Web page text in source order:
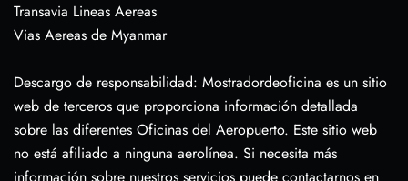
Transavia Lineas Aereas
Vias Aereas de Myanmar
Descargo de responsabilidad: Mostradordeoficina es un sitio
web de terceros que proporciona información detallada
sobre las diferentes Oficinas del Aeropuerto. Este sitio web
no está afiliado a ninguna aerolínea. Si necesita más